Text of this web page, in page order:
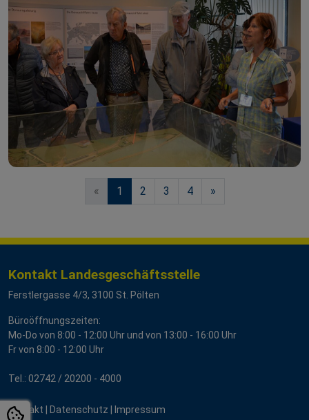
« 1 2 3 4 »
Kontakt Landesgeschäftsstelle
Ferstlergasse 4/3, 3100 St. Pölten
Büroöffnungszeiten:
Mo-Do von 8:00 - 12:00 Uhr und von 13:00 - 16:00 Uhr
Fr von 8:00 - 12:00 Uhr
Tel.: 02742 / 20200 - 4000
Kontakt Datenschutz
Impressum